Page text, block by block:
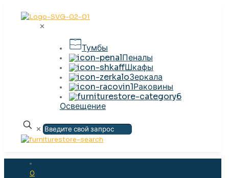
✕
Тумбы
Пеналы
Шкафы
Зеркала
Раковины
Освещение
✕
О